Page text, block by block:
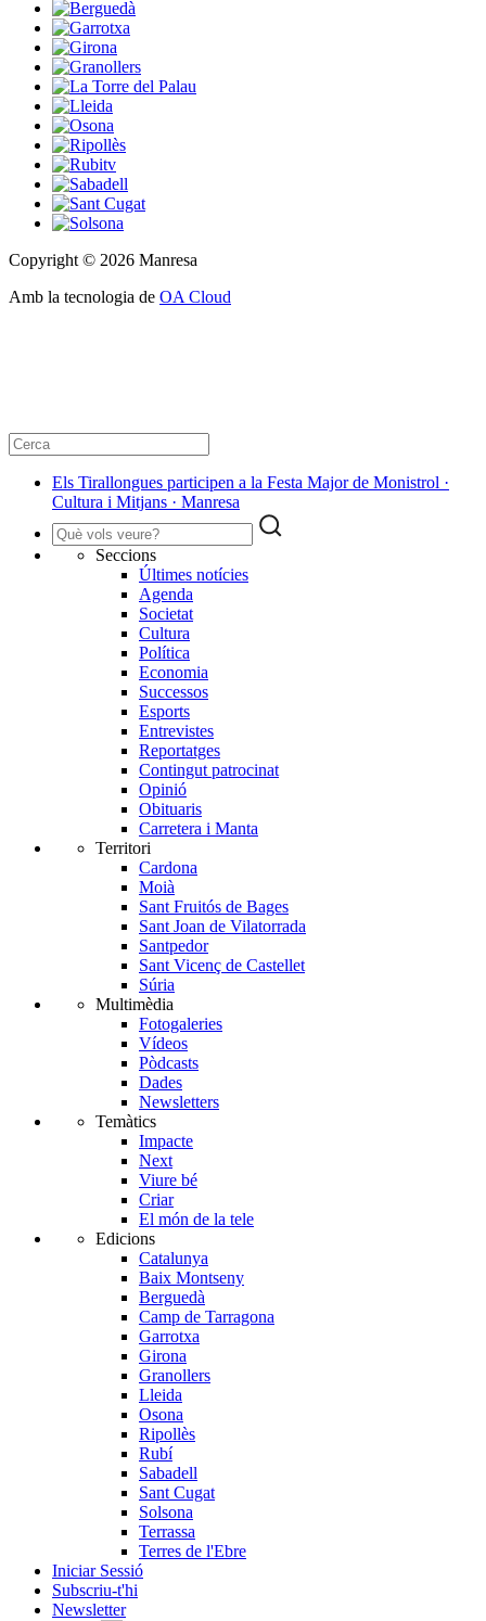
Copyright © 2026 Manresa
Amb la tecnologia de OA Cloud
Els Tirallongues participen a la Festa Major de Monistrol ·
Cultura i Mitjans · Manresa
Seccions
Últimes notícies
Agenda
Societat
Cultura
Política
Economia
Successos
Esports
Entrevistes
Reportatges
Contingut patrocinat
Opinió
Obituaris
Carretera i Manta
Territori
Cardona
Moià
Sant Fruitós de Bages
Sant Joan de Vilatorrada
Santpedor
Sant Vicenç de Castellet
Súria
Multimèdia
Fotogaleries
Vídeos
Pòdcasts
Dades
Newsletters
Temàtics
Impacte
Next
Viure bé
Criar
El món de la tele
Edicions
Catalunya
Baix Montseny
Berguedà
Camp de Tarragona
Garrotxa
Girona
Granollers
Lleida
Osona
Ripollès
Rubí
Sabadell
Sant Cugat
Solsona
Terrassa
Terres de l'Ebre
Iniciar Sessió
Subscriu-t'hi
Newsletter